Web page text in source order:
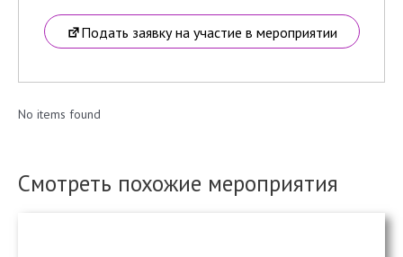
Подать заявку на участие в мероприятии
No items found
Смотреть похожие мероприятия